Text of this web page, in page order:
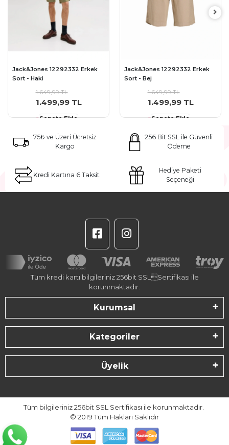
Jack&Jones 12292332 Erkek
Sort - Haki
1.649,99 TL
1.499,99 TL
Sepete Ekle
Jack&Jones 12292332 Erkek
Sort - Bej
1.649,99 TL
1.499,99 TL
Sepete Ekle
75₺ ve Üzeri Ücretsiz
Kargo
256 Bit SSL ile Güvenli
Ödeme
Kredi Kartına 6 Taksit
Hediye Paketi
Seçeneği
Tüm kredi kartı bilgileriniz 256bit SSLSertifikası ile
korunmaktadır.
Kurumsal
Kategoriler
Üyelik
Tüm bilgileriniz 256bit SSL Sertifikası ile korunmaktadır.
© 2019Tüm Hakları Saklıdır